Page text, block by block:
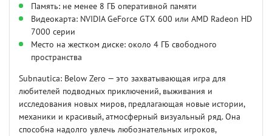
Память: не менее 8 ГБ оперативной памяти
Видеокарта: NVIDIA GeForce GTX 600 или AMD Radeon HD
7000 серии
Место на жестком диске: около 4 ГБ свободного
пространства
Subnautica: Below Zero — это захватывающая игра для
любителей подводных приключений, выживания и
исследования новых миров, предлагающая новые истории,
механики и красивый, атмосферный визуальный ряд. Она
способна надолго увлечь любознательных игроков,